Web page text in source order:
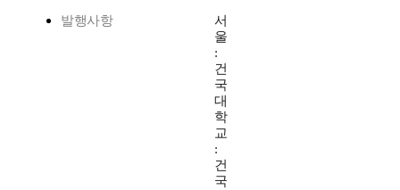
발행사항
서
울
:
건
국
대
학
교
:
건
국